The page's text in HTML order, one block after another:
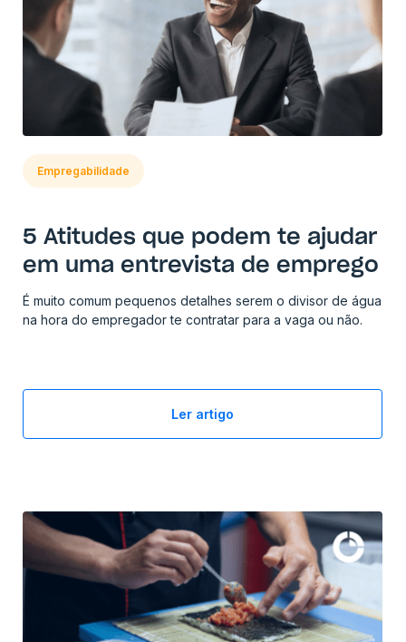
Empregabilidade
5 Atitudes que podem te ajudar
em uma entrevista de emprego
É muito comum pequenos detalhes serem o divisor de água
na hora do empregador te contratar para a vaga ou não.
Ler artigo